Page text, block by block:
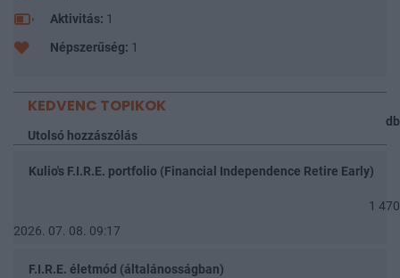
Aktivitás: 1
Népszerűség: 1
KEDVENC TOPIKOK
db
Utolsó hozzászólás
Kulio's F.I.R.E. portfolio (Financial Independence Retire Early)
1 470
2026. 07. 08. 09:17
F.I.R.E. életmód (általánosságban)